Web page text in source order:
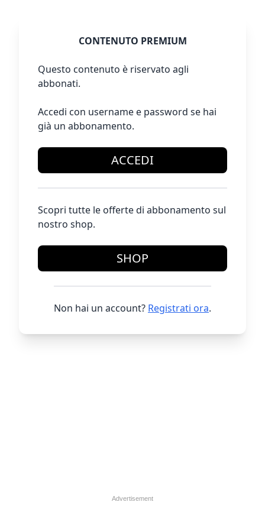
CONTENUTO PREMIUM
Questo contenuto è riservato agli
abbonati.
Accedi con username e password se hai
già un abbonamento.
ACCEDI
Scopri tutte le offerte di abbonamento sul
nostro shop.
SHOP
Non hai un account? Registrati ora.